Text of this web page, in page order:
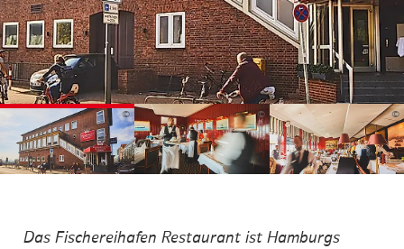
© © ©
Das Fischereihafen Restaurant ist Hamburgs